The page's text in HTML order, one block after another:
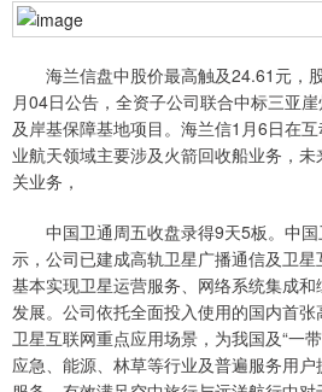
海兰信盘中股价最高触及24.61元，
月04日公告，全资子公司联合中标三亚
及岸基保障基地项目。海兰信1月6日在
业航天领域主要涉及火箭回收船业务，
关业务，
中国卫通周五收盘录得9天5板。中国
示，公司已建成高轨卫星广播通信及卫星
基本实现卫星运营服务、网络系统集成
发展。公司依托全面投入使用的国内首
卫星互联网重点应用场景，为我国及“一
应急、能源、林草等行业及普遍服务用